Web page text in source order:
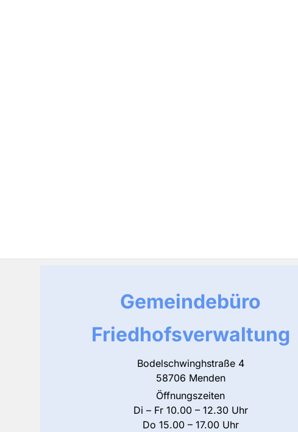
Gemeindebüro
Friedhofsverwaltung
Bodelschwinghstraße 4
58706 Menden
Öffnungszeiten
Di – Fr 10.00 – 12.30 Uhr
Do 15.00 – 17.00 Uhr